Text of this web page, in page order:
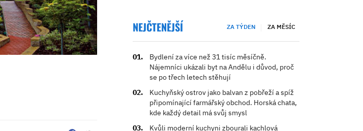
NEJČTENĚJŠÍ ZA TÝDEN ZA MĚSÍC
Bydlení za více než 31 tisíc měsíčně.
Nájemníci ukázali byt na Andělu i důvod, proč
se po třech letech stěhují
Kuchyňský ostrov jako balvan z pobřeží a spíž
připomínající farmářský obchod. Horská chata,
kde každý detail má svůj smysl
Kvůli moderní kuchyni zbourali kachlová